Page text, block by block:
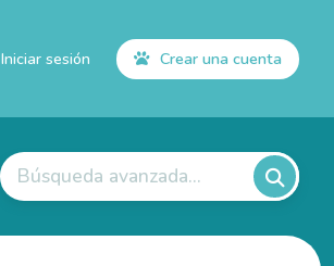
Iniciar sesión Crear una cuenta
Búsqueda avanzada...